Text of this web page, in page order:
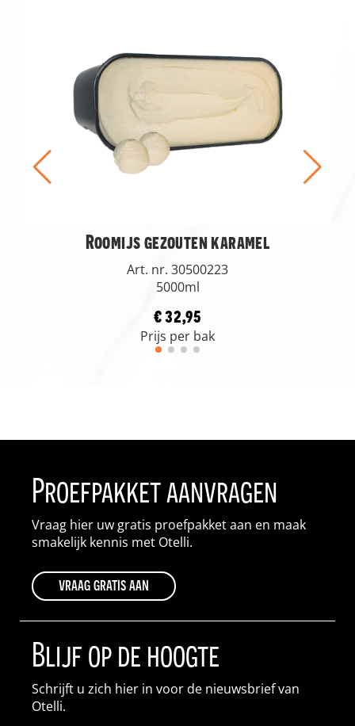
Roomijs gezouten karamel
Art. nr. 30500223
5000ml
€ 32,95
Prijs per bak
Proefpakket aanvragen
Vraag hier uw gratis proefpakket aan en maak
smakelijk kennis met Otelli.
vraag gratis aan
Blijf op de hoogte
Schrijft u zich hier in voor de nieuwsbrief van
Otelli.